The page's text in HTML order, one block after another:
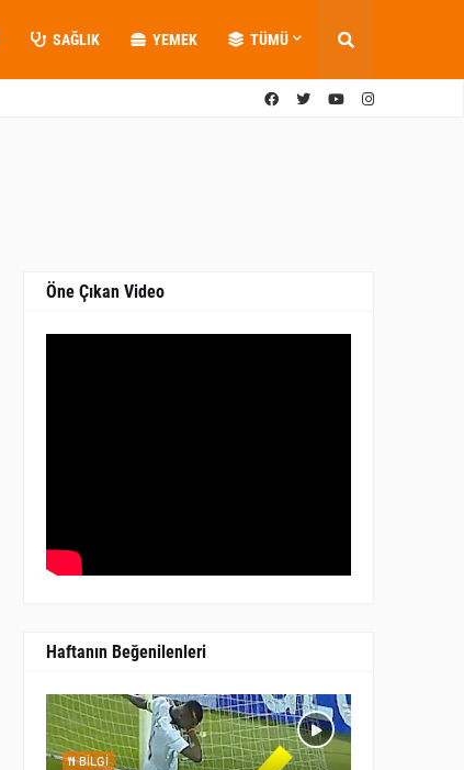
SAĞLIK YEMEK TÜMÜ
Öne Çıkan Video
Haftanın Beğenilenleri
BILGI